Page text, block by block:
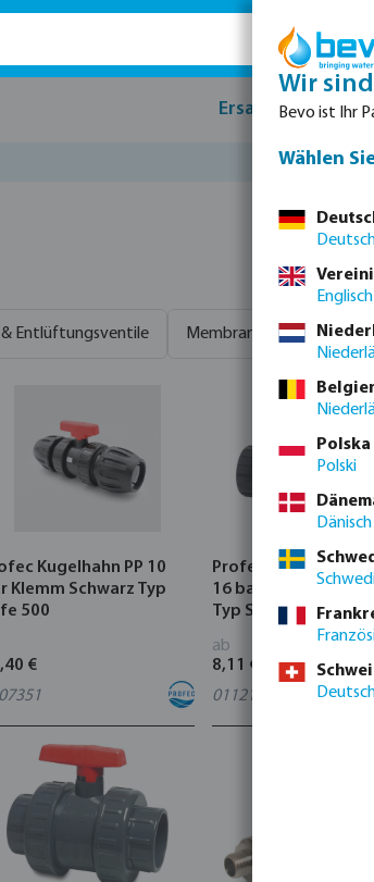
Ersatzteile
& Entlüftungsventile Membranventile
Kugelhahn PP 10
Klemm Schwarz Typ
500
€
Profec Kugelhahn
16 bar Klebemuffe
Typ Safe 600
ab
8,11 €
0112105
Wir
Bevo ist Ihr
Wählen
Englisch
Polska
Polski
Dänisch